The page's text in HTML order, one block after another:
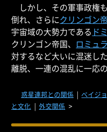
しかし、その軍事政権
倒れ、さらにクリンゴン
宇宙域の大勢力である ド
クリンゴン帝国、 ロミュ
対するなど大いに混迷し
離脱、一連の混乱に一応
惑星連邦との関係 | ベイジ
と文化 | 外交関係 >